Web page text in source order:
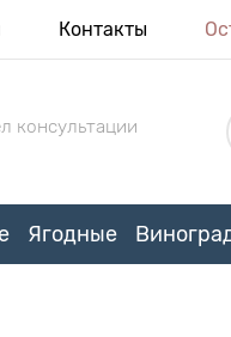
Контакты
консультации
Ягодные